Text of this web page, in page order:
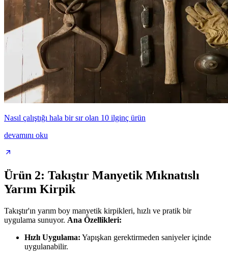
Nasıl çalıştığı hala bir sır olan 10 ilginç ürün
devamını oku
Ürün 2: Takıştır Manyetik Mıknatıslı
Yarım Kirpik
Takıştır'ın yarım boy manyetik kirpikleri, hızlı ve pratik bir
uygulama sunuyor. Ana Özellikleri:
Hızlı Uygulama: Yapışkan gerektirmeden saniyeler içinde
uygulanabilir.